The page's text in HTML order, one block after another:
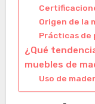
Origen de la
Prácticas de
¿Qué
muebles de
Uso de